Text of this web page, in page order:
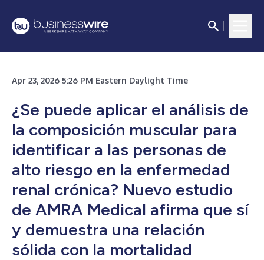
Apr 23, 2026 5:26 PM Eastern Daylight Time
¿Se puede aplicar el análisis de
la composición muscular para
identificar a las personas de
alto riesgo en la enfermedad
renal crónica? Nuevo estudio
de AMRA Medical afirma que sí
y demuestra una relación
sólida con la mortalidad